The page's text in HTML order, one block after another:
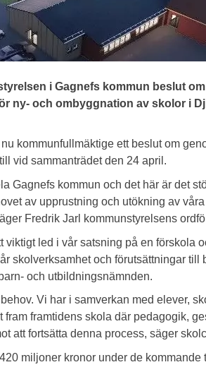
i Gagnefs kommun beslut
ny- och ombyggnation av skolor i
kommunfullmäktige ett beslut om
vid sammanträdet den 24 april.
Gagnefs kommun och det här är det
av upprustning och utökning av
Fredrik Jarl kommunstyrelsens
led i vår satsning på en förskola
skolverksamhet och förutsättningar till
och utbildningsnämnden.
Vi har i samverkan med elever,
framtidens skola där pedagogik,
att fortsätta denna process, säger
miljoner kronor under de kommande